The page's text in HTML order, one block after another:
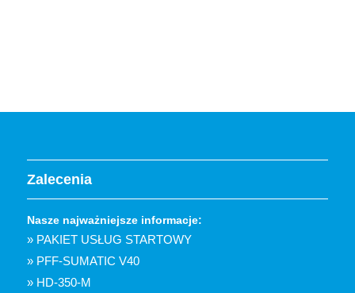
Zalecenia
Nasze najważniejsze informacje:
» PAKIET USŁUG STARTOWY
» PFF-SUMATIC V40
» HD-350-M